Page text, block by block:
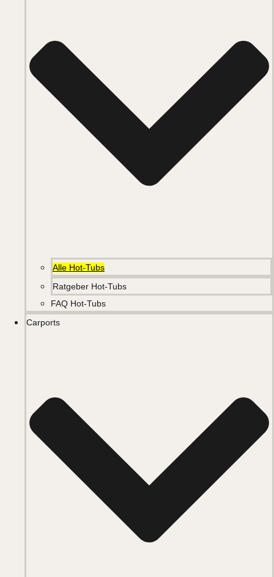
Alle Hot-Tubs
Ratgeber Hot-Tubs
FAQ Hot-Tubs
Carports